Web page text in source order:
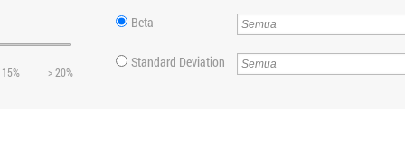
15% > 20%
Beta
Standard Deviation